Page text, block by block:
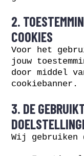
2.
COOKIES
Voor het
jouw
door middel
cookiebanner.
3. DE
Wij gebruiken